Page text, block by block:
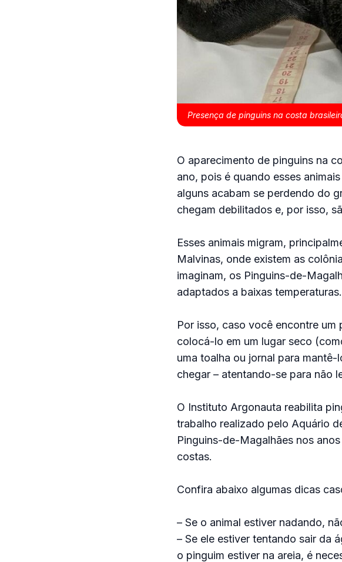
Presença de pinguins na costa
O aparecimento de pinguins na
ano, pois é quando esses
alguns acabam se perdendo do
chegam debilitados e, por isso,
Esses animais migram,
Malvinas, onde existem as
imaginam, os Pinguins-de-
adaptados a baixas temperaturas.
Por isso, caso você encontre
colocá-lo em um lugar seco
uma toalha ou jornal para
chegar – atentando-se para não
O Instituto Argonauta reabilita
trabalho realizado pelo Aquário
Pinguins-de-Magalhães nos
costas.
Confira abaixo algumas dicas
– Se o animal estiver nadando,
– Se ele estiver tentando sair da
o pinguim estiver na areia, é